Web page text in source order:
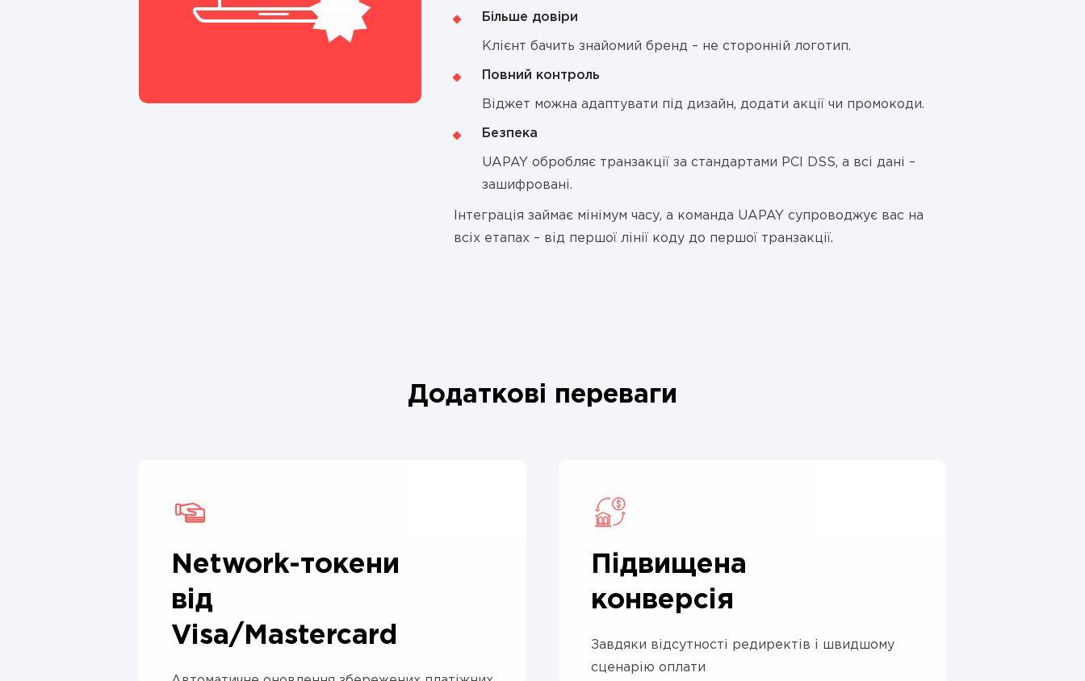
Більше довіри
Клієнт бачить знайомий бренд – не сторонній логотип.
Повний контроль
Віджет можна адаптувати під дизайн, додати акції чи промокоди.
Безпека
UAPAY обробляє транзакції за стандартами PCI DSS, а всі дані –
зашифровані.
Інтеграція займає мінімум часу, а команда UAPAY супроводжує вас на
всіх етапах – від першої лінії коду до першої транзакції.
Додаткові переваги
Network-токени
від
Visa/Mastercard
Підвищена
конверсія
Завдяки відсутності редиректів і швидшому
сценарію оплати